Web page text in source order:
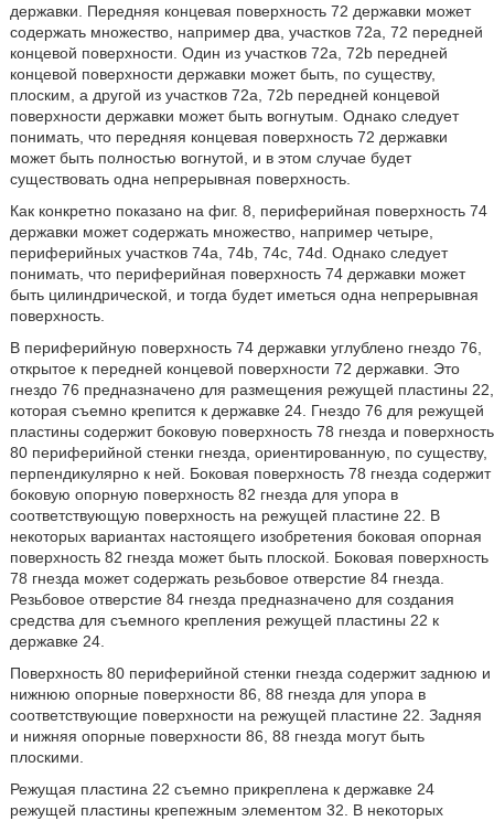
державки. Передняя концевая поверхность 72 державки может
содержать множество, например два, участков 72а, 72 передней
концевой поверхности. Один из участков 72а, 72b передней
концевой поверхности державки может быть, по существу,
плоским, а другой из участков 72а, 72b передней концевой
поверхности державки может быть вогнутым. Однако следует
понимать, что передняя концевая поверхность 72 державки
может быть полностью вогнутой, и в этом случае будет
существовать одна непрерывная поверхность.
Как конкретно показано на фиг. 8, периферийная поверхность 74
державки может содержать множество, например четыре,
периферийных участков 74а, 74b, 74c, 74d. Однако следует
понимать, что периферийная поверхность 74 державки может
быть цилиндрической, и тогда будет иметься одна непрерывная
поверхность.
В периферийную поверхность 74 державки углублено гнездо 76,
открытое к передней концевой поверхности 72 державки. Это
гнездо 76 предназначено для размещения режущей пластины 22,
которая съемно крепится к державке 24. Гнездо 76 для режущей
пластины содержит боковую поверхность 78 гнезда и поверхность
80 периферийной стенки гнезда, ориентированную, по существу,
перпендикулярно к ней. Боковая поверхность 78 гнезда содержит
боковую опорную поверхность 82 гнезда для упора в
соответствующую поверхность на режущей пластине 22. В
некоторых вариантах настоящего изобретения боковая опорная
поверхность 82 гнезда может быть плоской. Боковая поверхность
78 гнезда может содержать резьбовое отверстие 84 гнезда.
Резьбовое отверстие 84 гнезда предназначено для создания
средства для съемного крепления режущей пластины 22 к
державке 24.
Поверхность 80 периферийной стенки гнезда содержит заднюю и
нижнюю опорные поверхности 86, 88 гнезда для упора в
соответствующие поверхности на режущей пластине 22. Задняя
и нижняя опорные поверхности 86, 88 гнезда могут быть
плоскими.
Режущая пластина 22 съемно прикреплена к державке 24
режущей пластины крепежным элементом 32. В некоторых